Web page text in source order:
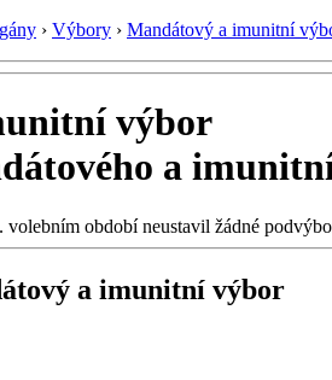
› Výbory › Mandátový a imunitní
výbor
a
volebním období neustavil žádné
a imunitní výbor